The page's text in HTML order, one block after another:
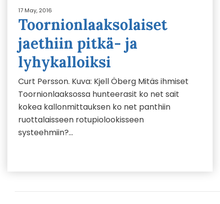
17 May, 2016
Toornionlaaksolaiset
jaethiin pitkä- ja
lyhykalloiksi
Curt Persson. Kuva: Kjell Öberg Mitäs ihmiset
Toornionlaaksossa hunteerasit ko net sait
kokea kallonmittauksen ko net panthiin
ruottalaisseen rotupiolookisseen
systeehmiin?…